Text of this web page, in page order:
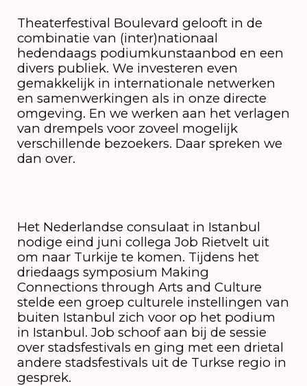
Theaterfestival Boulevard gelooft in de
combinatie van (inter)nationaal
hedendaags podiumkunstaanbod en een
divers publiek. We investeren even
gemakkelijk in internationale netwerken
en samenwerkingen als in onze directe
omgeving. En we werken aan het verlagen
van drempels voor zoveel mogelijk
verschillende bezoekers. Daar spreken we
dan over.
Het Nederlandse consulaat in Istanbul
nodige eind juni collega Job Rietvelt uit
om naar Turkije te komen. Tijdens het
driedaags symposium Making
Connections through Arts and Culture
stelde een groep culturele instellingen van
buiten Istanbul zich voor op het podium
in Istanbul. Job schoof aan bij de sessie
over stadsfestivals en ging met een drietal
andere stadsfestivals uit de Turkse regio in
gesprek.